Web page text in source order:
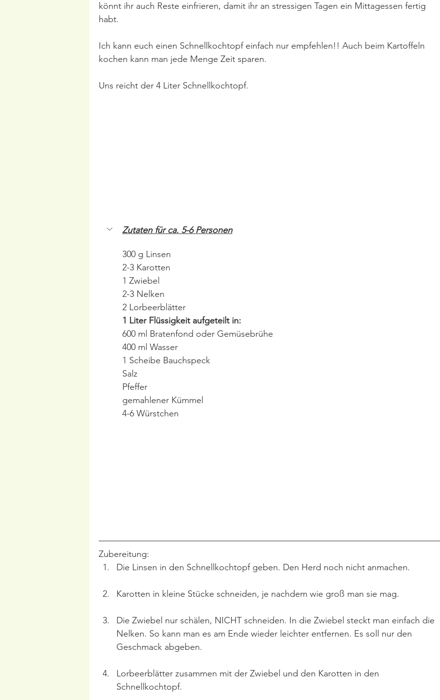
könnt ihr auch Reste einfrieren, damit ihr an stressigen Tagen ein Mittagessen fertig
habt.
Ich kann euch einen Schnellkochtopf einfach nur empfehlen!! Auch beim Kartoffeln
kochen kann man jede Menge Zeit sparen.
Uns reicht der 4 Liter Schnellkochtopf.
Zutaten für ca. 5-6 Personen
300 g Linsen
2-3 Karotten
1 Zwiebel
2-3 Nelken
2 Lorbeerblätter
1 Liter Flüssigkeit aufgeteilt in:
600 ml Bratenfond oder Gemüsebrühe
400 ml Wasser
1 Scheibe Bauchspeck
Salz
Pfeffer
gemahlener Kümmel
4-6 Würstchen
Zubereitung:
Die Linsen in den Schnellkochtopf geben. Den Herd noch nicht anmachen.
Karotten in kleine Stücke schneiden, je nachdem wie groß man sie mag.
Die Zwiebel nur schälen, NICHT schneiden. In die Zwiebel steckt man einfach die
Nelken. So kann man es am Ende wieder leichter entfernen. Es soll nur den
Geschmack abgeben.
Lorbeerblätter zusammen mit der Zwiebel und den Karotten in den
Schnellkochtopf.